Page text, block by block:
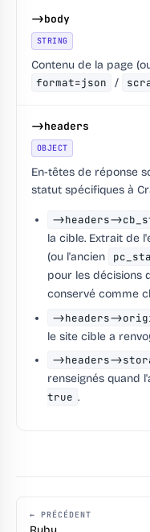
->body
STRING
Contenu de la page
format=json
/
->headers
OBJECT
En-têtes de réponse
statut spécifiques à
->headers-
la cible. Extrait de
(ou l'ancien
pour les décisions
conservé comme
->headers-
le site cible a
->headers-
renseignés quand
true .
← PRÉCÉDENT